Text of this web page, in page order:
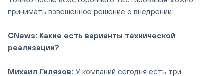
принимать взвешенное решение о внедрении.
CNews: Какие есть варианты технической
реализации?
Михаил Гилязов: У компаний сегодня есть три